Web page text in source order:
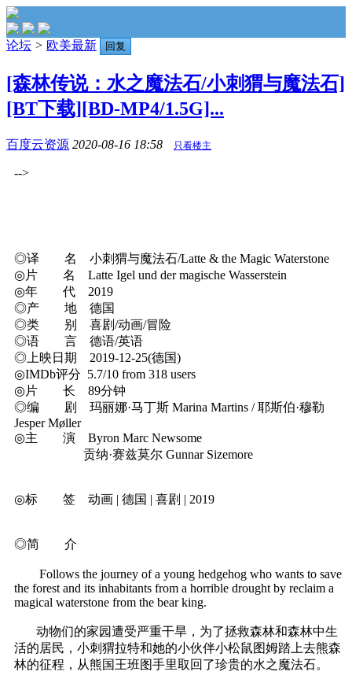
论坛 > 欧美最新 回复
[森林传说：水之魔法石/小刺猬与魔法石]
[BT下载][BD-MP4/1.5G]...
百度云资源 2020-08-16 18:58 只看楼主
-->
◎译 名 小刺猬与魔法石/Latte & the Magic Waterstone
◎片 名 Latte Igel und der magische Wasserstein
◎年 代 2019
◎产 地 德国
◎类 别 喜剧/动画/冒险
◎语 言 德语/英语
◎上映日期 2019-12-25(德国)
◎IMDb评分 5.7/10 from 318 users
◎片 长 89分钟
◎编 剧 玛丽娜·马丁斯 Marina Martins / 耶斯伯·穆勒
Jesper Møller
◎主 演 Byron Marc Newsome
贡纳·赛兹莫尔 Gunnar Sizemore
◎标 签 动画 | 德国 | 喜剧 | 2019
◎简 介
Follows the journey of a young hedgehog who wants to save
the forest and its inhabitants from a horrible drought by reclaim a
magical waterstone from the bear king.
动物们的家园遭受严重干旱，为了拯救森林和森林中生
活的居民，小刺猬拉特和她的小伙伴小松鼠图姆踏上去熊森
林的征程，从熊国王班图手里取回了珍贵的水之魔法石。